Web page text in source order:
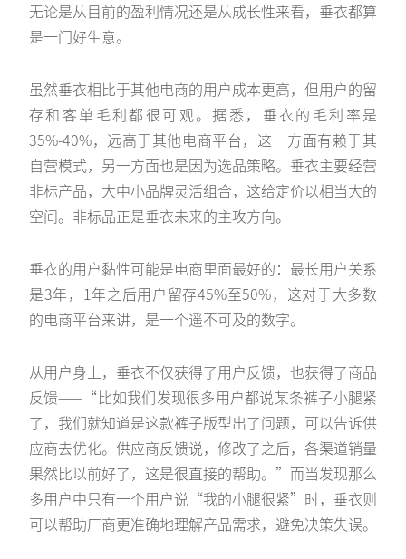
无论是从目前的盈利情况还是从成长性来看，垂衣都算
是一门好生意。
虽然垂衣相比于其他电商的用户成本更高，但用户的留
存和客单毛利都很可观。据悉，垂衣的毛利率是
35%-40%，远高于其他电商平台，这一方面有赖于其
自营模式，另一方面也是因为选品策略。垂衣主要经营
非标产品，大中小品牌灵活组合，这给定价以相当大的
空间。非标品正是垂衣未来的主攻方向。
垂衣的用户黏性可能是电商里面最好的：最长用户关系
是3年，1年之后用户留存45%至50%，这对于大多数
的电商平台来讲，是一个遥不可及的数字。
从用户身上，垂衣不仅获得了用户反馈，也获得了商品
反馈——“比如我们发现很多用户都说某条裤子小腿紧
了，我们就知道是这款裤子版型出了问题，可以告诉供
应商去优化。供应商反馈说，修改了之后，各渠道销量
果然比以前好了，这是很直接的帮助。”而当发现那么
多用户中只有一个用户说“我的小腿很紧”时，垂衣则
可以帮助厂商更准确地理解产品需求，避免决策失误。